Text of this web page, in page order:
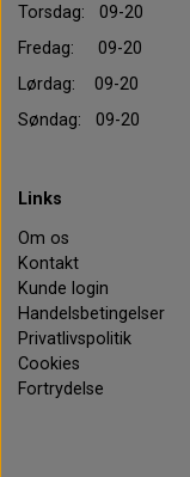
Torsdag: 09-
Fredag: 09-
Lørdag: 09-20
Søndag: 09-
Links
Om os
Kontakt
Kunde login
Handelsbetingelser
Privatlivspolitik
Cookies
Fortrydelse